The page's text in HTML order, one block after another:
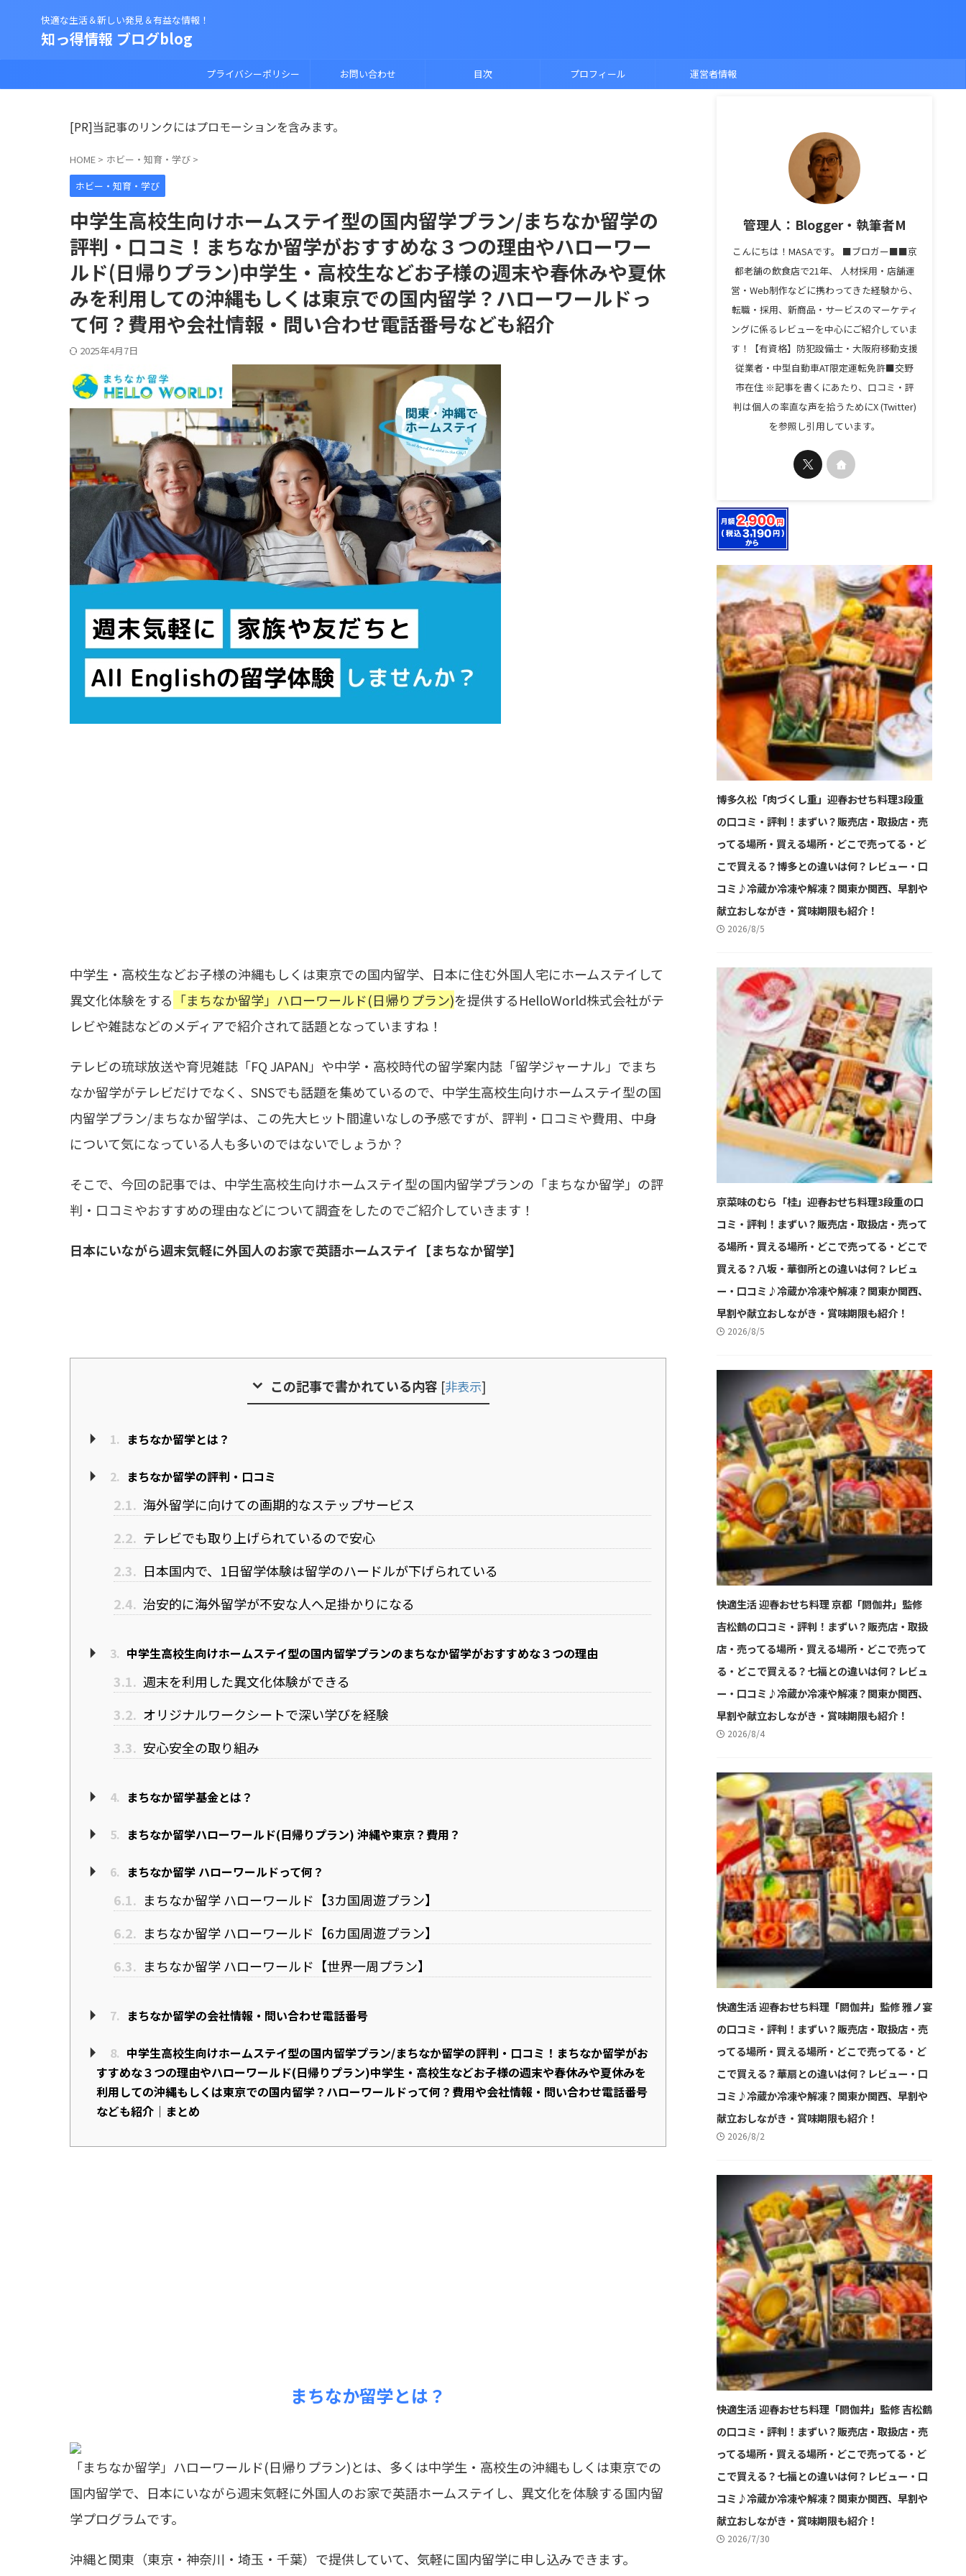
快適な生活＆新しい発見＆有益な情報！
知っ得情報 ブログblog
プライバシーポリシー お問い合わせ 目次 プロフィール 運営者情報
[PR]当記事のリンクにはプロモーションを含みます。
HOME > ホビー・知育・学び >
ホビー・知育・学び
中学生高校生向けホームステイ型の国内留学プラン/まちなか留学の
評判・口コミ！まちなか留学がおすすめな３つの理由やハローワー
ルド(日帰りプラン)中学生・高校生などお子様の週末や春休みや夏休
みを利用しての沖縄もしくは東京での国内留学？ハローワールドっ
て何？費用や会社情報・問い合わせ電話番号なども紹介
2025年4月7日
中学生・高校生などお子様の沖縄もしくは東京での国内留学、日本に住む外国人宅にホームステイして
異文化体験をする 「まちなか留学」ハローワールド(日帰りプラン)を提供するHelloWorld株式会社がテ
レビや雑誌などのメディアで紹介されて話題となっていますね！
テレビの琉球放送や育児雑誌「FQ JAPAN」や中学・高校時代の留学案内誌「留学ジャーナル」でまち
なか留学がテレビだけでなく、SNSでも話題を集めているので、中学生高校生向けホームステイ型の国
内留学プラン/まちなか留学は、この先大ヒット間違いなしの予感ですが、評判・口コミや費用、中身
について気になっている人も多いのではないでしょうか？
そこで、今回の記事では、中学生高校生向けホームステイ型の国内留学プランの「まちなか留学」の評
判・口コミやおすすめの理由などについて調査をしたのでご紹介していきます！
日本にいながら週末気軽に外国人のお家で英語ホームステイ【まちなか留学】
この記事で書かれている内容 [非表示]
1. まちなか留学とは？
2. まちなか留学の評判・口コミ
2.1. 海外留学に向けての画期的なステップサービス
2.2. テレビでも取り上げられているので安心
2.3. 日本国内で、1日留学体験は留学のハードルが下げられている
2.4. 治安的に海外留学が不安な人へ足掛かりになる
3. 中学生高校生向けホームステイ型の国内留学プランのまちなか留学がおすすめな３つの理由
3.1. 週末を利用した異文化体験ができる
3.2. オリジナルワークシートで深い学びを経験
3.3. 安心安全の取り組み
4. まちなか留学基金とは？
5. まちなか留学ハローワールド(日帰りプラン) 沖縄や東京？費用？
6. まちなか留学 ハローワールドって何？
6.1. まちなか留学 ハローワールド【3カ国周遊プラン】
6.2. まちなか留学 ハローワールド【6カ国周遊プラン】
6.3. まちなか留学 ハローワールド【世界一周プラン】
7. まちなか留学の会社情報・問い合わせ電話番号
8. 中学生高校生向けホームステイ型の国内留学プラン/まちなか留学の評判・口コミ！まちなか留学がお
すすめな３つの理由やハローワールド(日帰りプラン)中学生・高校生などお子様の週末や春休みや夏休みを
利用しての沖縄もしくは東京での国内留学？ハローワールドって何？費用や会社情報・問い合わせ電話番号
なども紹介｜まとめ
まちなか留学とは？
「まちなか留学」ハローワールド(日帰りプラン)とは、多くは中学生・高校生の沖縄もしくは東京での
国内留学で、日本にいながら週末気軽に外国人のお家で英語ホームステイし、異文化を体験する国内留
学プログラムです。
沖縄と関東（東京・神奈川・埼玉・千葉）で提供していて、気軽に国内留学に申し込みできます。
管理人：Blogger・執筆者M
こんにちは！MASAです。 ■ブロガー■■京
都老舗の飲食店で21年、 人材採用・店舗運
営・Web制作などに携わってきた経験から、
転職・採用、新商品・サービスのマーケティ
ングに係るレビューを中心にご紹介していま
す！【有資格】防犯設備士・大阪府移動支援
従業者・中型自動車AT限定運転免許■交野
市在住 ※記事を書くにあたり、口コミ・評
判は個人の率直な声を拾うためにX (Twitter)
を参照し引用しています。
博多久松「肉づくし重」迎春おせち料理3段重
の口コミ・評判！まずい？販売店・取扱店・売
ってる場所・買える場所・どこで売ってる・ど
こで買える？博多との違いは何？レビュー・口
コミ♪冷蔵か冷凍や解凍？関東か関西、早割や
献立おしながき・賞味期限も紹介！
2026/8/5
京菜味のむら「桂」迎春おせち料理3段重の口
コミ・評判！まずい？販売店・取扱店・売って
る場所・買える場所・どこで売ってる・どこで
買える？八坂・華御所との違いは何？レビュ
ー・口コミ♪冷蔵か冷凍や解凍？関東か関西、
早割や献立おしながき・賞味期限も紹介！
2026/8/5
快適生活 迎春おせち料理 京都「閼伽井」監修
吉松鶴の口コミ・評判！まずい？販売店・取扱
店・売ってる場所・買える場所・どこで売って
る・どこで買える？七福との違いは何？レビュ
ー・口コミ♪冷蔵か冷凍や解凍？関東か関西、
早割や献立おしながき・賞味期限も紹介！
2026/8/4
快適生活 迎春おせち料理「閼伽井」監修 雅ノ宴
の口コミ・評判！まずい？販売店・取扱店・売
ってる場所・買える場所・どこで売ってる・ど
こで買える？華扇との違いは何？レビュー・口
コミ♪冷蔵か冷凍や解凍？関東か関西、早割や
献立おしながき・賞味期限も紹介！
2026/8/2
快適生活 迎春おせち料理「閼伽井」監修 吉松鶴
の口コミ・評判！まずい？販売店・取扱店・売
ってる場所・買える場所・どこで売ってる・ど
こで買える？七福との違いは何？レビュー・口
コミ♪冷蔵か冷凍や解凍？関東か関西、早割や
献立おしながき・賞味期限も紹介！
2026/7/30